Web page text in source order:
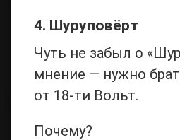
4. Шуруповёрт
Чуть не забыл о
мнение — нужно
от 18-ти Вольт.
Почему?